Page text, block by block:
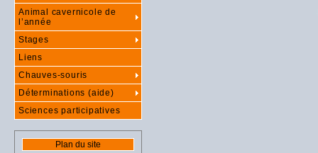
Animal cavernicole de
l’année
Stages
Liens
Chauves-souris
Déterminations (aide)
Sciences participatives
Plan du site